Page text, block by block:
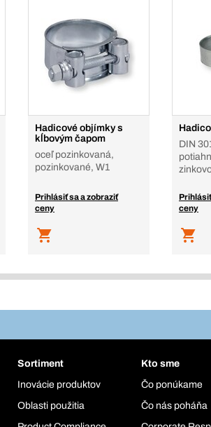
Hadicové objímky s
kĺbovým čapom
oceľ pozinkovaná,
pozinkované, W1
Prihlásiť sa a zobraziť
ceny
DIN
ceny
Sortiment
Inovácie produktov
Oblasti použitia
Kto sme
Čo ponúkame
Čo nás poháňa